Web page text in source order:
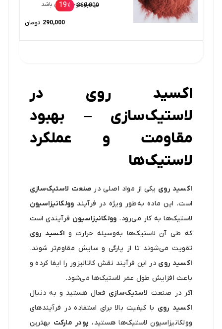
در انبار موجود نمی باشد
٪19 360,000
290,000 تومان
اکسید روی در
لاستیک‌سازی – بهبود
مقاومت و عملکرد
لاستیک‌ها
اکسید روی یکی از مواد اصلی در صنعت لاستیک‌سازی
است. این ماده به‌طور ویژه در فرآیند وولکانیزاسیون
لاستیک‌ها به کار می‌رود. وولکانیزاسیون فرآیندی است
که طی آن لاستیک‌ها به‌وسیله حرارت و اکسید روی
تقویت می‌شوند تا از پارگی و سایش مقاوم‌تر شوند.
اکسید روی در این فرآیند نقش کاتالیزور را ایفا کرده و
باعث افزایش طول عمر لاستیک‌ها می‌شود.
اگر در صنعت لاستیک‌سازی فعال هستید و به دنبال
اکسید روی با کیفیت بالا برای استفاده در فرآیندهای
وولکانیزاسیون لاستیک‌ها هستید، پودر مارکت بهترین